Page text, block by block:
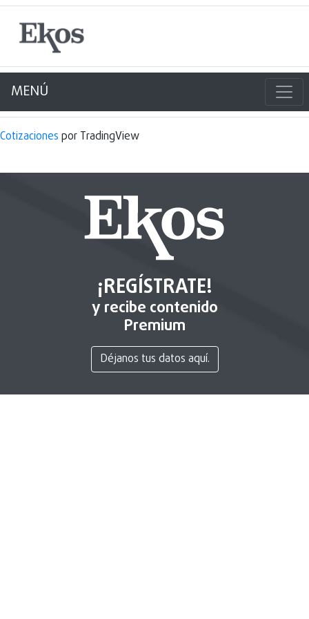
MENÚ
Cotizaciones por TradingView
¡REGÍSTRATE!
y recibe contenido
Premium
Déjanos tus datos aquí.